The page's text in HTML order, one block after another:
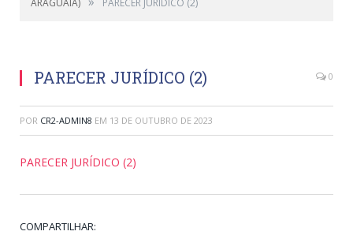
ARAGUAIA)
PARECER JURÍDICO (2)
PARECER JURÍDICO (2) 0
POR CR2-ADMIN8 EM 13 DE OUTUBRO DE 2023
PARECER JURÍDICO (2)
COMPARTILHAR: